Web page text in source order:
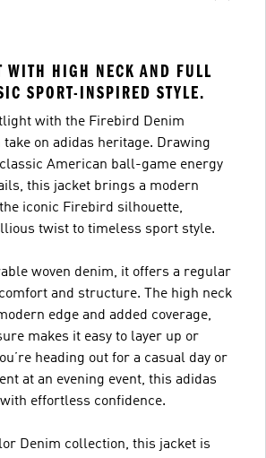
WITH HIGH NECK AND FULL
SPORT-INSPIRED STYLE.
with the Firebird Denim
take on adidas heritage. Drawing
American ball-game energy
this jacket brings a modern
iconic Firebird silhouette,
twist to timeless sport style.
woven denim, it offers a regular
and structure. The high neck
edge and added coverage,
makes it easy to layer up or
heading out for a casual day or
at an evening event, this adidas
effortless confidence.
Denim collection, this jacket is